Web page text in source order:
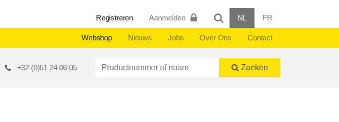
Registreren Aanmelden NL FR
Webshop Nieuws Jobs Over Ons Contact
+32 (0)51 24 06 05 Productnummer of naam Zoeken